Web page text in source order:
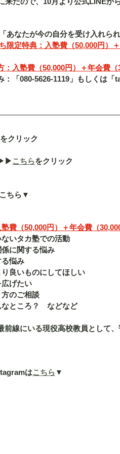
あなたが今の自分を受け入れら
限定特典：入塾費（50,000円）
入塾費（50,000円）＋年会費（
「080-5626-1119」もしくは「
をクリック
▶︎▶︎こちらをクリック
ちら▼
費（50,000円）＋年会費（
いタカ塾での活動
に関する悩み
悩み
良いものにしてほしい
げたい
のご相談
ところ？　などなど
前線にいる現役高校教員として
はこちら ▼